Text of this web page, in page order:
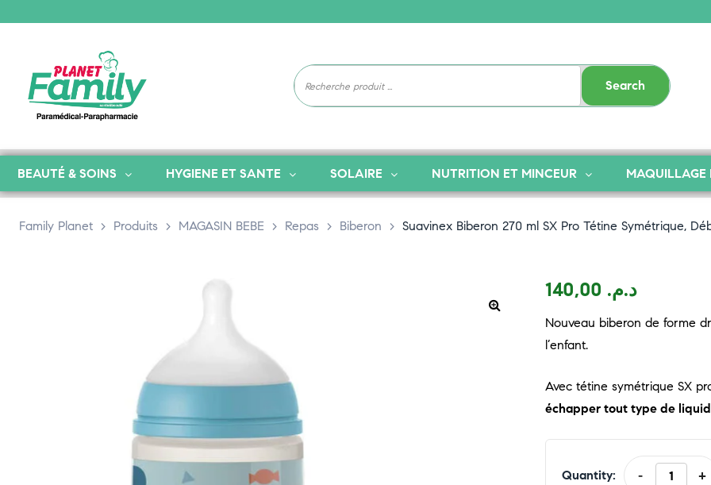
Search
BEAUTÉ & SOINS HYGIENE ET SANTE SOLAIRE NUTRITION ET MINCEUR MAQUILLAGE
Family Planet > Produits > MAGASIN BEBE > Repas > Biberon > Suavinex Biberon 270 ml SX Pro Tétine Symétrique,
د.م.
Nouveau biberon de forme
l’enfant.
Avec tétine symétrique SX
échapper tout type de
Quantity: - +